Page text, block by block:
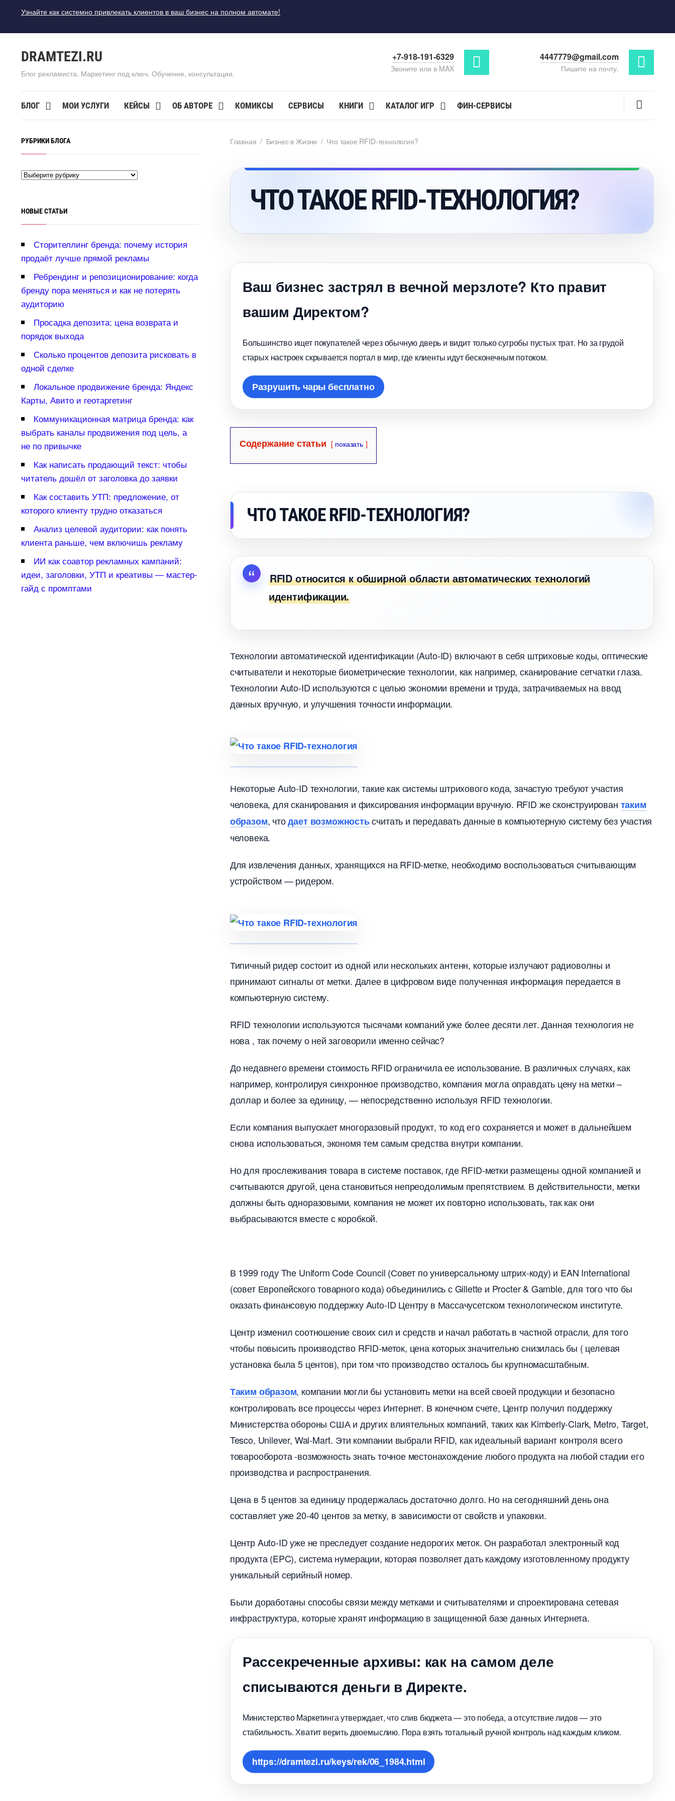
Узнайте как системно привлекать клиентов в ваш бизнес на полном автомате!
DRAMTEZI.RU
Блог рекламиста. Маркетинг под ключ. Обучение, консультации.
+7-918-191-6329
Звоните или в MAX
4447779@gmail.com
Пишите на почту.
БЛОГ МОИ УСЛУГИ КЕЙСЫ ОБ АВТОРЕ КОМИКСЫ СЕРВИСЫ КНИГИ КАТАЛОГ ИГР ФИН-СЕРВИСЫ
Главная / Бизнес в Жизни / Что такое RFID-технология?
ЧТО ТАКОЕ RFID-ТЕХНОЛОГИЯ?
аш бизнес застрял в вечной мерзлоте? Кто правит
ашим Директом?
Большинство ищет покупателей через обычную дверь и видит только сугробы пустых трат. Но за грудой
старых настроек скрывается портал в мир, где клиенты идут бесконечным потоком.
Разрушить чары бесплатно
Содержание статьи показать
ЧТО ТАКОЕ RFID-ТЕХНОЛОГИЯ?
RFID относится к обширной области автоматических технологий
идентификации.
Технологии автоматической идентификации (Auto-ID) включают в себя штриховые коды, оптические
считыватели и некоторые биометрические технологии, как например, сканирование сетчатки глаза.
Технологии Auto-ID используются с целью экономии времени и труда, затрачиваемых на ввод
данных вручную, и улучшения точности информации.
Некоторые Auto-ID технологии, такие как системы штрихового кода, зачастую требуют участия
человека, для сканирования и фиксирования информации вручную. RFID же сконструирован таким
образом, чтодает возможностьсчитать и передавать данные в компьютерную систему без участия
человека.
Для извлечения данных, хранящихся на RFID-метке, необходимо воспользоваться считывающим
устройством — ридером.
Типичный ридер состоит из одной или нескольких антенн, которые излучают радиоволны и
принимают сигналы от метки. Далее в цифровом виде полученная информация передается
компьютерную систему.
RFID технологии используются тысячами компаний уже более десяти лет. Данная технология не
нова , так почему о ней заговорили именно сейчас?
До недавнего времени стоимость RFID ограничила ее использование. В различных случаях, как
например, контролируя синхронное производство, компания могла оправдать цену на метки –
доллар и более за единицу, — непосредственно используя RFID технологии.
Если компания выпускает многоразовый продукт, то код его сохраняется и может в дальнейшем
снова использоваться, экономя тем самым средства внутри компании.
Но для прослеживания товара в системе поставок, где RFID-метки размещены одной компанией и
считываются другой, цена становиться непреодолимым препятствием. В действительности, метки
должны быть одноразовыми, компания не может их повторно использовать, так как они
ыбрасываются вместе с коробкой.
1999 году The Uniform Code Council (Совет по универсальному штрих-коду) и EAN International
(совет Европейского товарного кода) объединились с Gillette и Procter & Gamble, для того что бы
оказать финансовую поддержку Auto-ID Центру в Массачусетском технологическом институте.
Центр изменил соотношение своих сил и средств и начал работать в частной отрасли, для того
чтобы повысить производство RFID-меток, цена которых значительно снизилась бы ( целевая
установка была 5 центов), при том что производство осталось бы крупномасштабным.
Таким образом, компании могли бы установить метки на всей своей продукции и безопасно
контролировать все процессы через Интернет. В конечном счете, Центр получил поддержку
Министерства обороны США и других влиятельных компаний, таких как Kimberly-Clark, Metro, Target,
Tesco, Unilever, Wal-Mart. Эти компании выбрали RFID, как идеальный вариант контроля всего
товарооборота -возможность знать точное местонахождение любого продукта на любой стадии его
производства и распространения.
Цена в 5 центов за единицу продержалась достаточно долго. Но на сегодняшний день она
составляет уже 20-40 центов за метку, в зависимости от свойств и упаковки.
Центр Auto-ID уже не преследует создание недорогих меток. Он разработал электронный код
продукта (EPC), система нумерации, которая позволяет дать каждому изготовленному продукту
уникальный серийный номер.
Были доработаны способы связи между метками и считывателями и спроектирована сетевая
инфраструктура, которые хранят информацию в защищенной базе данных Интернета.
Рассекреченные архивы: как на самом деле
списываются деньги в Директе.
Министерство Маркетинга утверждает, что слив бюджета — это победа, а отсутствие лидов — это
стабильность. Хватит верить двоемыслию. Пора взять тотальный ручной контроль над каждым кликом.
https://dramtezi.ru/keys/rek/06_1984.html
РУБРИКИ БЛОГА
НОВЫЕ СТАТЬИ
Сторителлинг бренда: почему история
продаёт лучше прямой рекламы
Ребрендинг и репозиционирование: когда
ренду пора меняться и как не потерять
аудиторию
Просадка депозита: цена возврата и
порядок выхода
Сколько процентов депозита рисковать
одной сделке
Локальное продвижение бренда: Яндекс
Карты, Авито и геотаргетин
Коммуникационная матрица бренда: как
ыбрать каналы продвижения под цель, а
не по привычке
Как написать продающий текст: чтобы
читатель дошёл от заголовка до заявки
Как составить УТП: предложение, от
которого клиенту трудно отказаться
Анализ целевой аудитории: как понять
клиента раньше, чем включишь рекламу
ИИ как соавтор рекламных кампаний:
идеи, заголовки, УТП и креативы — мастер-
айд с промптами